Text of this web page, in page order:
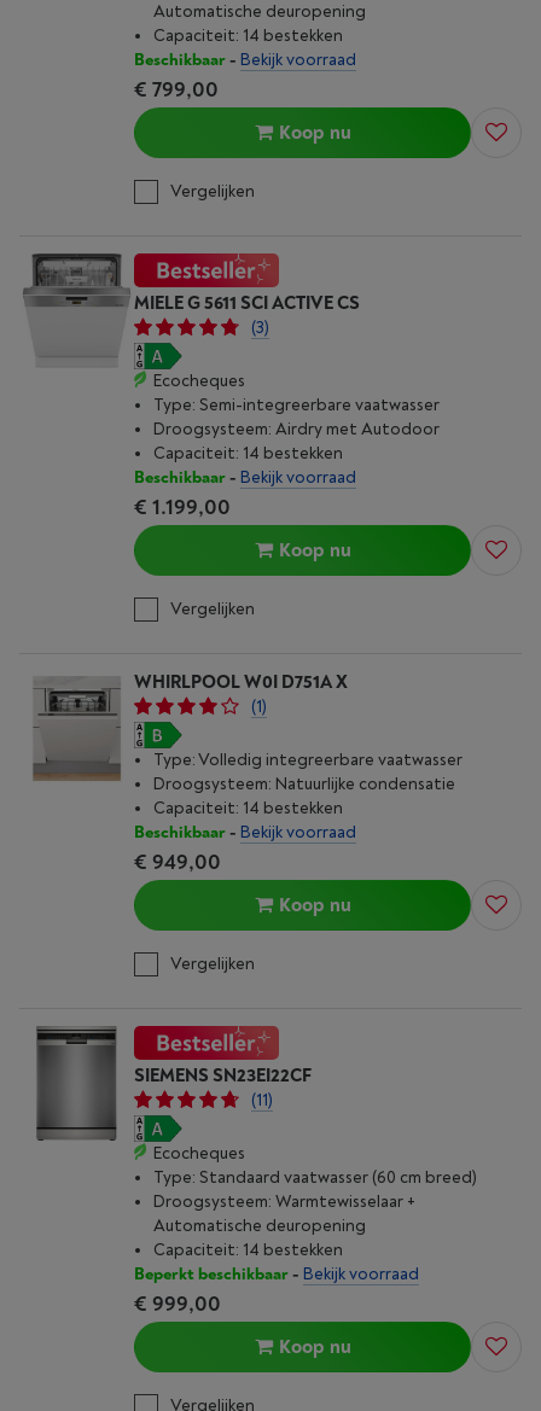
Automatische deuropening
Capaciteit: 14 bestekken
Beschikbaar- Bekijk voorraad
€ 799,00
Koop nu
Vergelijken
MIELE G 5611 SCI ACTIVE CS
(3)
Ecocheques
Type: Semi-integreerbare vaatwasser
Droogsysteem: Airdry met Autodoor
Capaciteit: 14 bestekken
Beschikbaar- Bekijk voorraad
€ 1.199,00
Koop nu
Vergelijken
WHIRLPOOL W0I D751A X
(1)
Type: Volledig integreerbare vaatwasser
Droogsysteem: Natuurlijke condensatie
Capaciteit: 14 bestekken
Beschikbaar- Bekijk voorraad
€ 949,00
Koop nu
Vergelijken
SIEMENS SN23EI22CF
(11)
Ecocheques
Type: Standaard vaatwasser (60 cm breed)
Droogsysteem: Warmtewisselaar +
Automatische deuropening
Capaciteit: 14 bestekken
Beperkt beschikbaar- Bekijk voorraad
€ 999,00
Koop nu
Vergelijken